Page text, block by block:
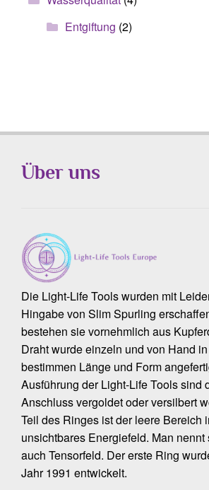
Entgiftung (2)
Über uns
Die Light-Life Tools wurden mit
Hingabe von Slim Spurling
bestehen sie vornehmlich aus
Draht wurde einzeln und von Hand
bestimmen Länge und Form
Ausführung der Light-Life Tools sind
Anschluss vergoldet oder versilbert
Teil des Ringes ist der leere Bereich
unsichtbares Energiefeld. Man
auch Tensorfeld. Der erste Ring
Jahr 1991 entwickelt.